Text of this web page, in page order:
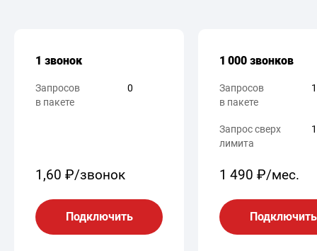
1 звонок
Запросов
в пакете
0
1,60 ₽/звонок
Подключить
1 000 звонков
Запросов
в пакете
Запрос сверх
лимита
1 490 ₽/мес.
Подключить